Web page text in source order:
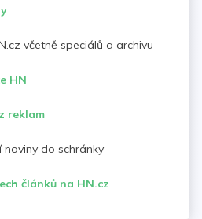
včetně speciálů a archivu
HN
reklam
do schránky
článků na HN.cz